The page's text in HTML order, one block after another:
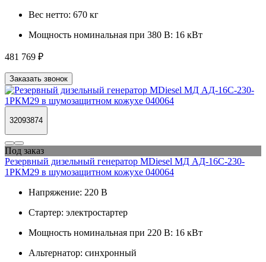
Вес нетто: 670 кг
Мощность номинальная при 380 В: 16 кВт
481 769 ₽
Заказать звонок
32093874
Под заказ
Резервный дизельный генератор MDiesel МД АД-16С-230-
1РКМ29 в шумозащитном кожухе 040064
Напряжение: 220 В
Стартер: электростартер
Мощность номинальная при 220 В: 16 кВт
Альтернатор: синхронный